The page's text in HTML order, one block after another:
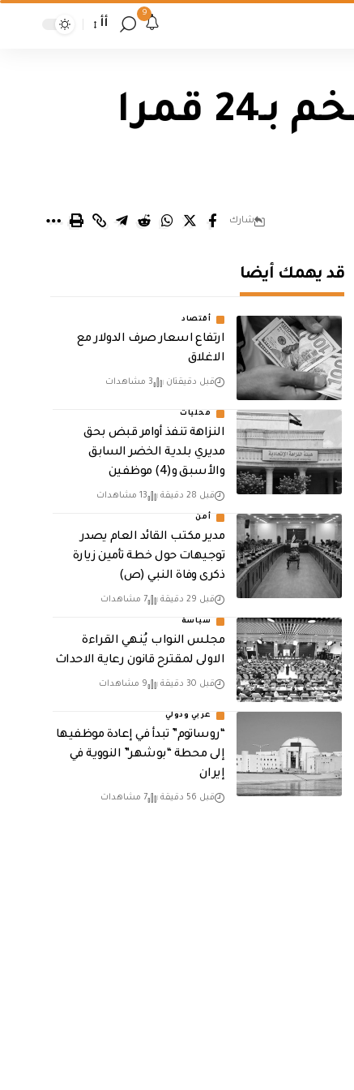
9
أأ
“سبيس إكس” تطلق صاروخها الأضخم بـ24 قمرا
شارك
قد يهمك أيضا
أقتصاد
ارتفاع اسعار صرف الدولار مع
الاغلاق
قبل دقيقتان 3 مشاهدات
محليات
النزاهة تنفذ أوامر قبض بحق
مديري بلدية الخضر السابق
والأسبق و(4) موظفين
قبل 28 دقيقة 13 مشاهدات
أمن
مدير مكتب القائد العام يصدر
توجيهات حول خطة تأمين زيارة
ذكرى وفاة النبي (ص)
قبل 29 دقيقة 7 مشاهدات
سياسة
مجلس النواب يُنهي القراءة
الاولى لمقترح قانون رعاية الاحداث
قبل 30 دقيقة 9 مشاهدات
عربي ودولي
“روساتوم” تبدأ في إعادة موظفيها
إلى محطة “بوشهر” النووية في
إيران
قبل 56 دقيقة 7 مشاهدات